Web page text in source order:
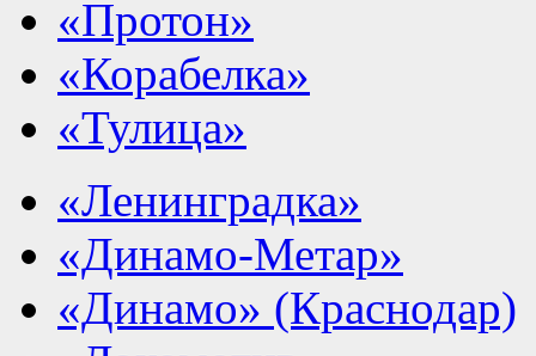
«Протон»
«Корабелка»
«Тулица»
«Ленинградка»
«Динамо-Метар»
«Динамо» (Краснодар)